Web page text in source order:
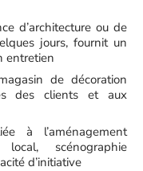
d’architecture ou de
jours, fournit un
entretien
de décoration
des clients et aux
à l’aménagement
local, scénographie
d’initiative